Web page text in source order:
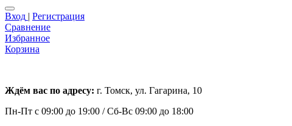
Вход | Регистрация
Сравнение
Избранное
Корзина
Ждём вас по адресу: г. Томск, ул. Гагарина, 10
Пн-Пт с 09:00 до 19:00 /Сб-Вс 09:00 до 18:00